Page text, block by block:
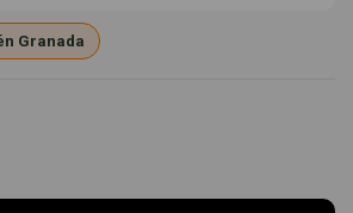
Granada